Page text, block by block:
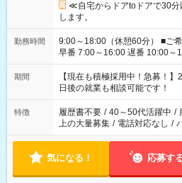
≪自宅からドアtoドアで30
します。
勤務時間
9:00～18:00（休憩60分） ■ご希望があれば下記シフトもOK！
早番 7:00～16:00 遅番 10:00～19:00 「家族と休みを
い」 「余裕を持って夕飯の準
たくない」 など、ご希望を教えてくだ
の方へ 今ご覧のお仕事で希望
の勤務時間。 合計で週40時間
期間
【現在も積極採用中！急募！
日後の就業も相談可能です！
特徴 履歴書不要 / 40～50代活躍中 /
上の大量募集 / 電話対応なし /
気になる！ 応募す